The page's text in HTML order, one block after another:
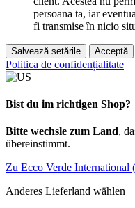
persoana ta, iar
fi transmise în nicio
Salvează setările Acceptă
Politica de confidențialitate
Bist du im richtigen Shop?
Bitte wechsle zum Land,
übereinstimmt.
Zu Ecco Verde International
Anderes Lieferland wählen